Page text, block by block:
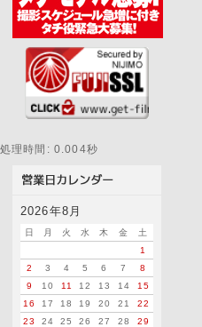
処理時間: 0.004秒
2026年8月
日 月 火 水 木 金
土
1
2
3 4 5 6 7
8
9
10 11 12 13 14
15
16
17 18 19 20 21
22
23
24 25 26 27 28
29